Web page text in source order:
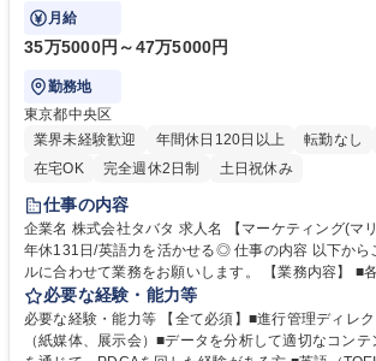
月給
35万5000円～47万5000円
勤務地
東京都中央区
業界未経験歓迎
年間休日120日以上 転勤なし
在宅OK
完全週休2日制 土日祝休み
仕事の内容
企業名 株式会社タバタ 求人名 【マーケティング(マリンレジャー用品)】
年休131日/英語力を活かせる◎ 仕事の内容 以下からご自身の経験・スキ
ルに合わせて業務をお願いします。 【業務内容】 ■各種クリエイティブ制
作のディレクション・進行管理 ■展示会（年数回）の
ション ■グローバルマーケティングの企画、管理（詳
に記載） など ※変更の範囲:当社業務全般 募集職種 【マーケティング(マ
必要な経験・能力等
必要な経験・能力等 【全て必須】■進行管理ディレ
（紙媒体、展示会）■データを分析して適切なコン